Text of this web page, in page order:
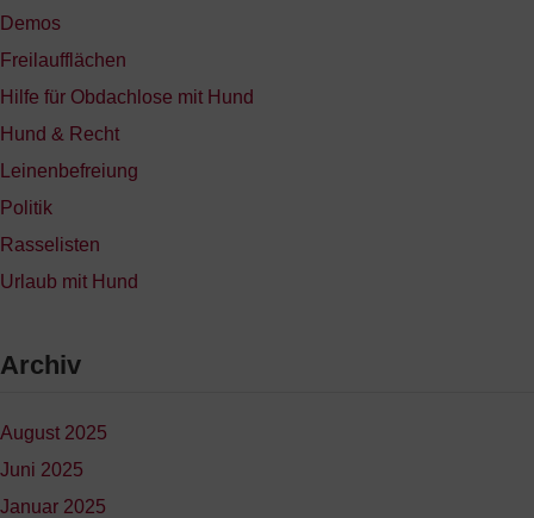
Demos
Freilaufflächen
Hilfe für Obdachlose mit Hund
Hund & Recht
Leinenbefreiung
Politik
Rasselisten
Urlaub mit Hund
Archiv
August 2025
Juni 2025
Januar 2025